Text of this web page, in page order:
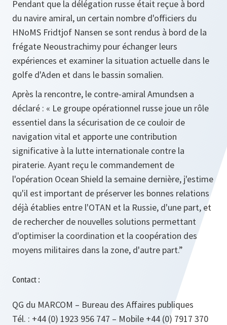
Pendant que la délégation russe était reçue à bord
du navire amiral, un certain nombre d'officiers du
HNoMS Fridtjof Nansen se sont rendus à bord de la
frégate Neoustrachimy pour échanger leurs
expériences et examiner la situation actuelle dans le
golfe d'Aden et dans le bassin somalien.
Après la rencontre, le contre‑amiral Amundsen a
déclaré : « Le groupe opérationnel russe joue un rôle
essentiel dans la sécurisation de ce couloir de
navigation vital et apporte une contribution
significative à la lutte internationale contre la
piraterie. Ayant reçu le commandement de
l'opération Ocean Shield la semaine dernière, j'estime
qu'il est important de préserver les bonnes relations
déjà établies entre l'OTAN et la Russie, d'une part, et
de rechercher de nouvelles solutions permettant
d'optimiser la coordination et la coopération des
moyens militaires dans la zone, d'autre part.”
Contact :
QG du MARCOM – Bureau des Affaires publiques
Tél. : +44 (0) 1923 956 747 – Mobile +44 (0) 7917 370